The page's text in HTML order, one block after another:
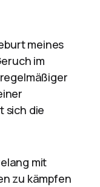
meines
im
sich die
mit
zu kämpfen